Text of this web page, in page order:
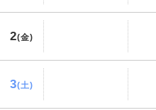
2(金)
3(土)